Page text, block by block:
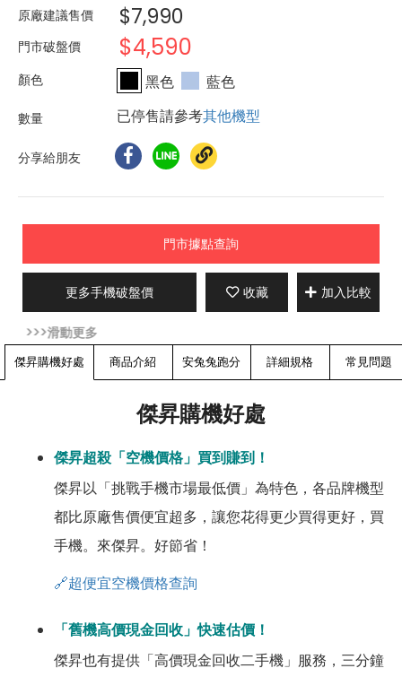
原廠建議售價 $7,990
門市破盤價 $4,590
黑色
藍色
已停售請參考其他機型
分享給朋友
門市據點查詢
更多手機破盤價 收藏 加入比較
傑昇購機好處 商品介紹 安兔兔跑分 詳細規格 常見問題
傑昇購機好處
傑昇超殺「空機價格」買到賺到！
傑昇以「挑戰手機市場最低價」為特色，各品牌機型
都比原廠售價便宜超多，讓您花得更少買得更好，買
手機。來傑昇。好節省！
🔗超便宜空機價格查詢
「舊機高價現金回收」快速估價！
傑昇也有提供「高價現金回收二手機」服務，三分鐘